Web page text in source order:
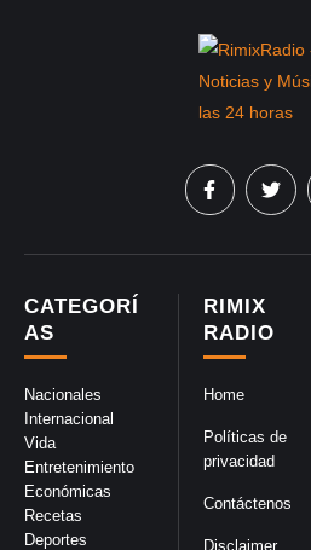
RIMIX
RADIO
Home
Políticas de
privacidad
Contáctenos
Disclaimer
CATEGORÍ
AS
Nacionales
Internacional
Vida
Entretenimiento
Económicas
Recetas
Deportes